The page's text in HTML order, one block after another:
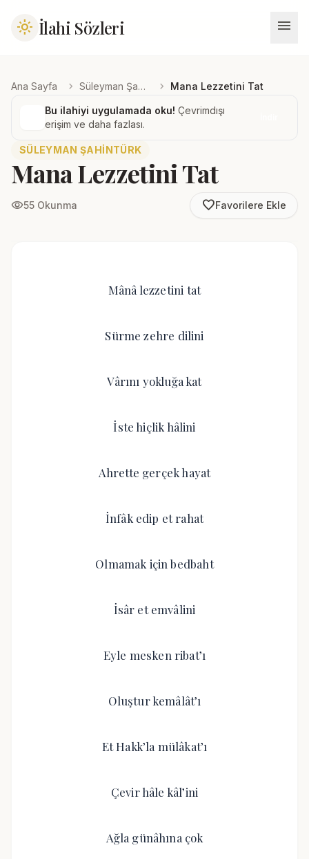
light_mode İlahi Sözleri menu
Ana Sayfa chevron_right Süleyman Şahintürk chevron_right Mana Lezzetini Tat
Bu ilahiyi uygulamada oku! Çevrimdışı
erişim ve daha fazlası.
SÜLEYMAN ŞAHINTÜRK
Mana Lezzetini Tat
visibility55 Okunma favorite_borderFavorilere Ekle
Mânâ lezzetini tat
Sürme zehre dilini
Vârını yokluğa kat
İste hiçlik hâlini
Ahrette gerçek hayat
İnfâk edip et rahat
Olmamak için bedbaht
İsâr et emvâlini
Eyle mesken ribat’ı
Oluştur kemâlât’ı
Et Hakk’la mülâkat’ı
Çevir hâle kâl’ini
Ağla günâhına çok